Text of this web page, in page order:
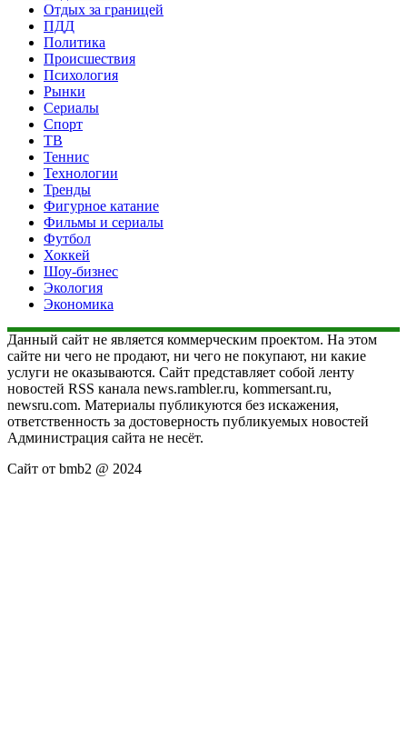
Отдых за границей
ПДД
Политика
Происшествия
Психология
Рынки
Сериалы
Спорт
ТВ
Теннис
Технологии
Тренды
Фигурное катание
Фильмы и сериалы
Футбол
Хоккей
Шоу-бизнес
Экология
Экономика
Данный сайт не является коммерческим проектом. На этом
сайте ни чего не продают, ни чего не покупают, ни какие
услуги не оказываются. Сайт представляет собой ленту
новостей RSS канала news.rambler.ru, kommersant.ru,
newsru.com. Материалы публикуются без искажения,
ответственность за достоверность публикуемых новостей
Администрация сайта не несёт.
Сайт от bmb2 @ 2024